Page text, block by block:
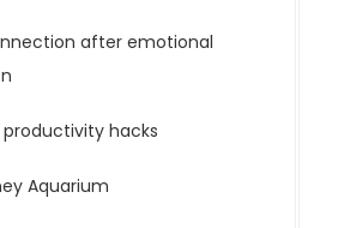
after emotional
hacks
Aquarium